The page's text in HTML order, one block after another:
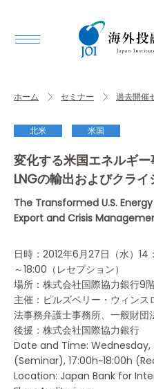
ホーム セミナー 過去開催
北米 米国
変化する米国エネルギ
LNGの輸出およびクラ
The Transformed U.S.
Export and Crisis
日時：2012年6月27日（水）
～18:00（レセプション）
場所：株式会社国際協力銀行9
主催：ピルズベリー・ウィン
法事務弁護士事務所、一般財団
後援：株式会社国際協力銀行
Date and Time: Wednesday,
(Seminar), 17:00h~18:00h
Location: Japan Bank for